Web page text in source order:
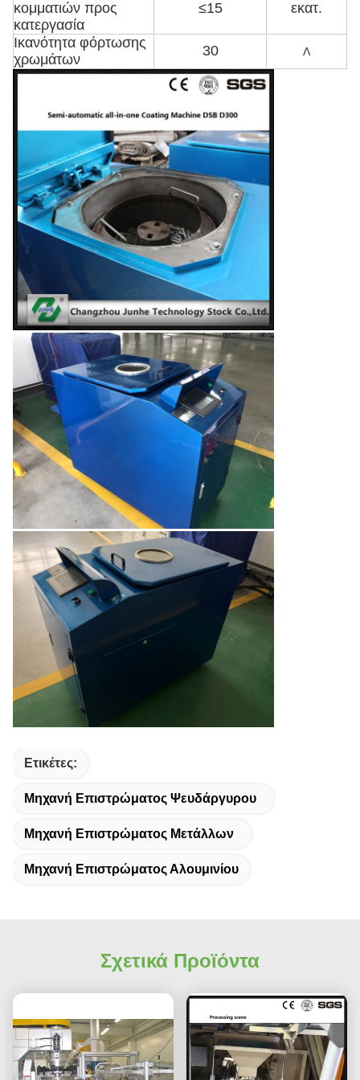
κομματιών προς
κατεργασία
≤15 εκατ.
Ικανότητα φόρτωσης
χρωμάτων
30 Λ
Ετικέτες:
Μηχανή Επιστρώματος Ψευδάργυρου
Μηχανή Επιστρώματος Μετάλλων
Μηχανή Επιστρώματος Αλουμινίου
Σχετικά Προϊόντα